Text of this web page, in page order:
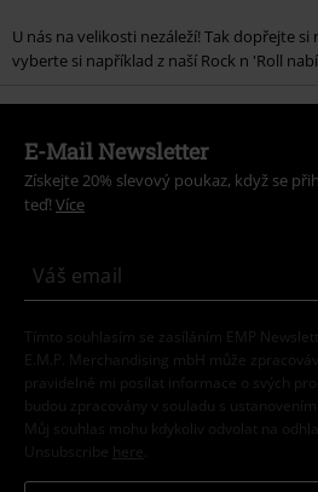
U nás na velikosti nezáleží! Tak dopřejte si
vyberte si například z naší Rock n 'Roll
E-Mail Newsletter
Získejte 20% slevový poukaz, když se
teď! Více
Tímto souhlasím se zasíláním EMP
E.M.P. Merchandising mbH může
pravidelně mi posílat informace o svých
budou zpracovány v souladu s ustanoveními
Můj souhlas mohu kdykoliv odvolat na
Unsubscribe here